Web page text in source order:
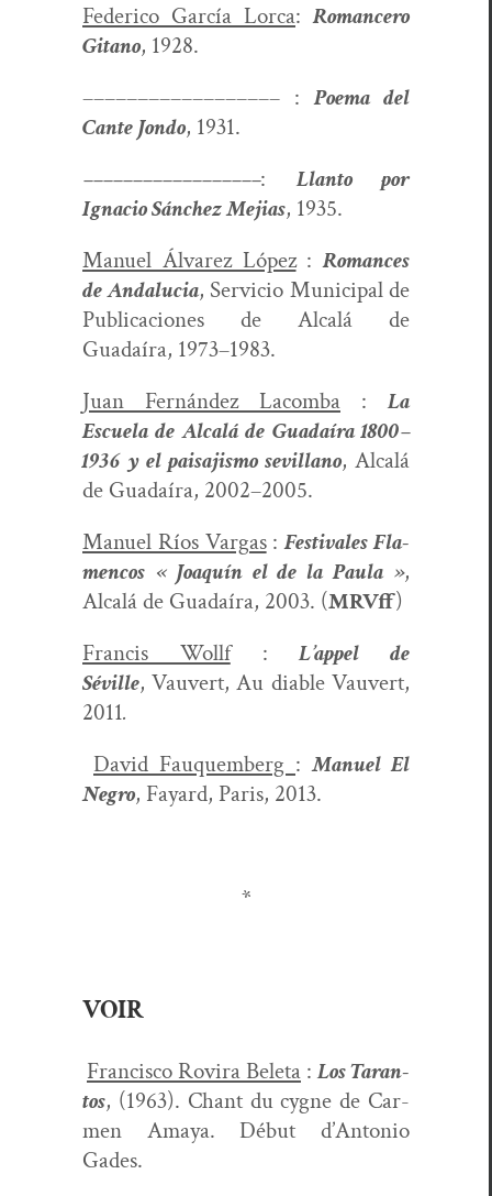
Fed­eri­co Gar­cía Lor­ca:Romancero
Gitano, 1928.
–––––––––––––––––– :Poe­ma del
Cante Jon­do, 1931.
––––––––––––––––––: Llan­to por
Igna­cio Sánchez Mejias, 1935.
Manuel Álvarez López:Romances
de Andalu­cia, Ser­vi­cio Munic­i­pal de
Pub­li­ca­ciones de Alcalá de
Guadaíra, 1973–1983.
Juan Fer­nán­dez Lacom­ba : La
Escuela de Alcalá de Guadaíra 1800–
1936 y el paisajis­mo sevil­lano, Alcalá
de Guadaíra, 2002–2005.
Manuel Ríos Var­gas:Fes­ti­vales Fla­
men­cos « Joaquín el de la Paula »,
Alcalá de Guadaíra, 2003. (MRVff)
Fran­cis Wollf:L’appel de
Séville, Vau­vert, Au dia­ble Vau­vert,
2011.
David Fauquem­berg :Manuel El
Negro, Fayard, Paris, 2013.
*
VOIR
Fran­cis­co Rovi­ra Bele­ta : Los Taran­
tos, (1963). Chant du cygne de Car­
men Amaya. Début d’Antonio
Gades.